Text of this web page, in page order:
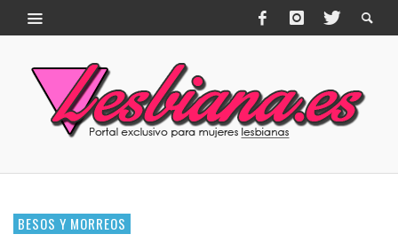
BESOS Y MORREOS